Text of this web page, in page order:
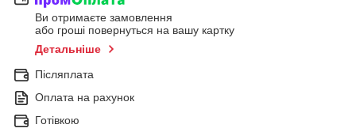
Ви отримаєте замовлення
або гроші повернуться на вашу картку
Детальніше
Післяплата
Оплата на рахунок
Готівкою